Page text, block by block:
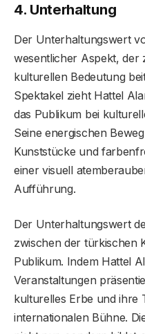
4. Unterhaltung
Der Unterhaltungswert
wesentlicher Aspekt, der
kulturellen Bedeutung
Spektakel zieht Hattel
das Publikum bei
Seine energischen
Kunststücke und
einer visuell
Aufführung.
Der Unterhaltungswert
zwischen der türkischen
Publikum. Indem Hattel
Veranstaltungen
kulturelles Erbe und ihre
internationalen Bühne.